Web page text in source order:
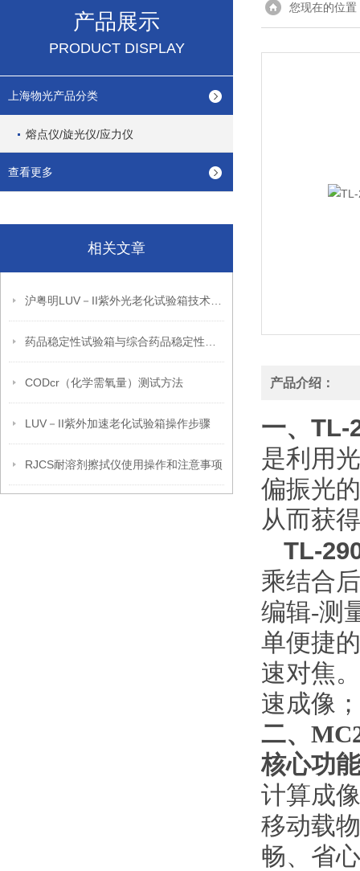
产品展示
PRODUCT DISPLAY
上海物光产品分类
熔点仪/旋光仪/应力仪
查看更多
相关文章
CODcr（化学需氧量）测试方法
LUV－II紫外加速老化试验箱操作步骤
RJCS耐溶剂擦拭仪使用操作和注意事项
您现在的位置
产品介绍：
一、 TL-
是利用
偏振光
从而获
TL-
乘结合
编辑-测
单便捷
速对焦
速成像；
二、
核心功能
计算成
移动载
畅、省